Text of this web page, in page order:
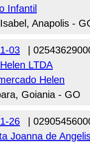
Infantil
Anapolis -
03
|
LTDA
Helen
Goiania - GO
26
|
Joanna de